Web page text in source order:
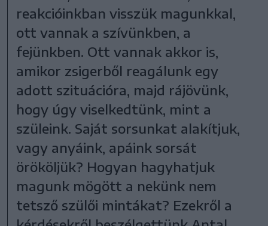
reakcióinkban visszük magunkkal,
ott vannak a szívünkben, a
fejünkben. Ott vannak akkor is,
amikor zsigerből reagálunk egy
adott szituációra, majd rájövünk,
hogy úgy viselkedtünk, mint a
szüleink. Saját sorsunkat alakítjuk,
vagy anyáink, apáink sorsát
örököljük? Hogyan hagyhatjuk
magunk mögött a nekünk nem
tetsző szülői mintákat? Ezekről a